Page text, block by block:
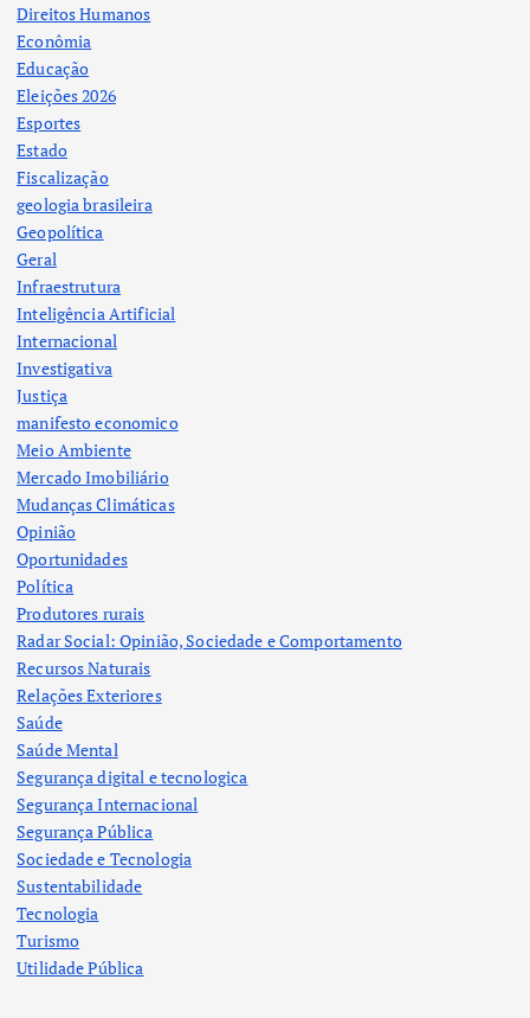
Direitos Humanos
Econômia
Educação
Eleições 2026
Esportes
Estado
Fiscalização
geologia brasileira
Geopolítica
Geral
Infraestrutura
Inteligência Artificial
Internacional
Investigativa
Justiça
manifesto economico
Meio Ambiente
Mercado Imobiliário
Mudanças Climáticas
Opinião
Oportunidades
Política
Produtores rurais
Radar Social: Opinião, Sociedade e Comportamento
Recursos Naturais
Relações Exteriores
Saúde
Saúde Mental
Segurança digital e tecnologica
Segurança Internacional
Segurança Pública
Sociedade e Tecnologia
Sustentabilidade
Tecnologia
Turismo
Utilidade Pública